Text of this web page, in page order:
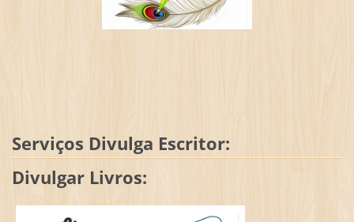
Serviços Divulga Escritor:
Divulgar Livros: